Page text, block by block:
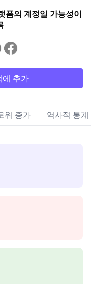
의 계정일 가능성이
에 추가
워 증가 역사적 통계